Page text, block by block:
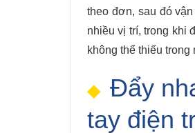
theo đơn, sau đó
nhiều vị trí, trong khi
không thể thiếu
Đẩy
tay điện